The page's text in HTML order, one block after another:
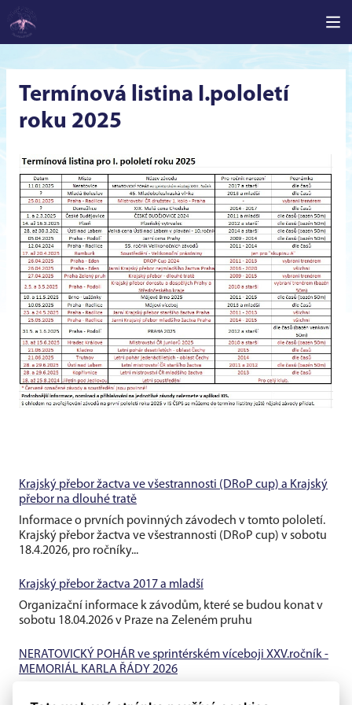
Termínová listina I.pololetí
roku 2025
Krajský přebor žactva ve všestrannosti (DRoP cup) a Krajský
přebor na dlouhé tratě
Informace o prvních povinných závodech v tomto pololetí.
Krajský přebor žactva ve všestrannosti (DRoP cup) v sobotu
18.4.2026, pro ročníky...
Krajský přebor žactva 2017 a mladší
Organizační informace k závodům, které se budou konat v
sobotu 18.04.2026 v Praze na Zeleném pruhu
NERATOVICKÝ POHÁR ve sprintérském víceboji XXV.ročník -
MEMORIÁL KARLA ŘÁDY 2026